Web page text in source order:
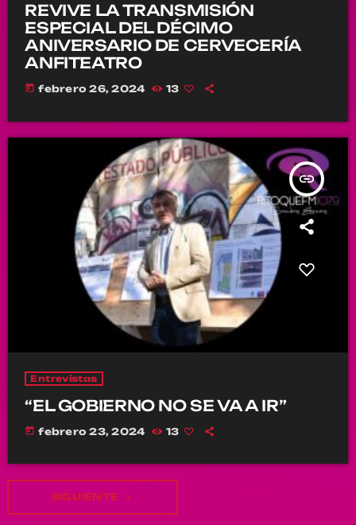
REVIVE LA TRANSMISIÓN
ESPECIAL DEL DÉCIMO
ANIVERSARIO DE CERVECERÍA
ANFITEATRO
today febrero 26, 2024 13
insert_link
Entrevistas
“EL GOBIERNO NO SE VA A IR”
today febrero 23, 2024 13
SIGUIENTE navigate_next